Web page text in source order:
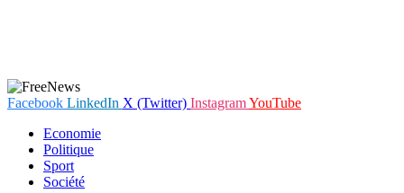
Facebook LinkedIn X (Twitter) InstagramYouTube
Economie
Politique
Sport
Société